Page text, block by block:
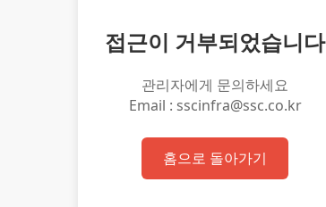
접근이 거부되었습니다
관리자에게 문의하세요
Email : sscinfra@ssc.co.kr
홈으로 돌아가기